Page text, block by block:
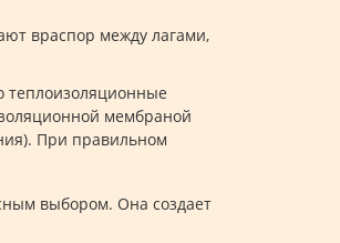
враспор между лагами,
теплоизоляционные
мембраной
При правильном
выбором. Она создает